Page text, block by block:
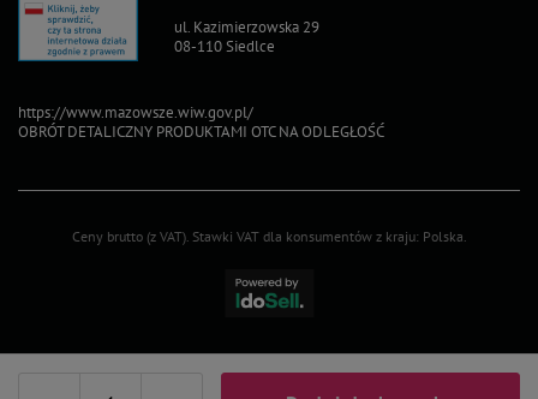
ul. Kazimierzowska 29
08-110 Siedlce
https://www.mazowsze.wiw.gov.pl/
OBRÓT DETALICZNY PRODUKTAMI OTC NA ODLEGŁOŚĆ
Ceny brutto (z VAT). Stawki VAT dla konsumentów z kraju: Polska